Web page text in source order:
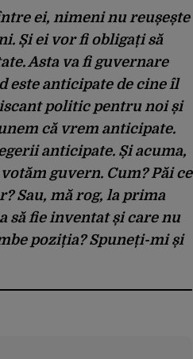
ei, nimeni nu reușește
Și ei vor fi obligați să
Asta va fi guvernare
este anticipate de cine îl
politic pentru noi și
că vrem anticipate.
anticipate. Și acuma,
guvern. Cum? Păi ce
Sau, mă rog, la prima
să fie inventat și care nu
poziția? Spuneți-mi și